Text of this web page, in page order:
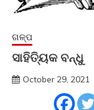
ଗଳ୍ପ
ସାହିତ୍ୟିକ ବନ୍ଧୁ
October 29, 2021